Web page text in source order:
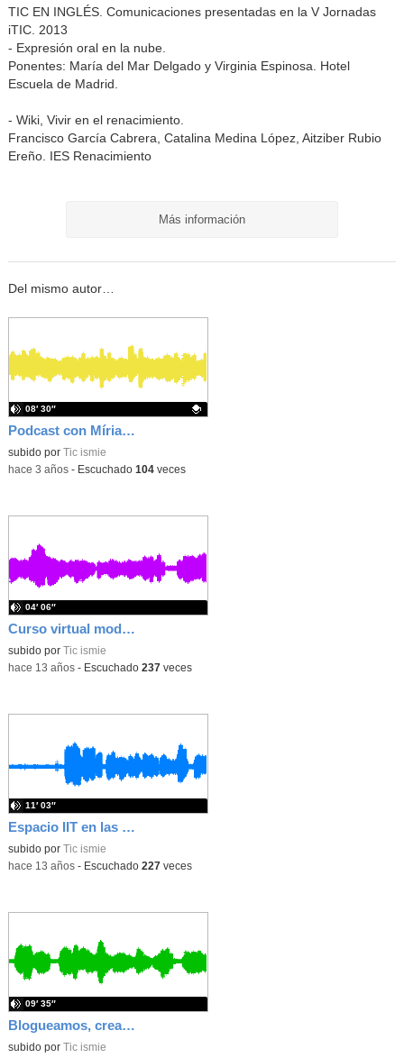
TIC EN INGLÉS. Comunicaciones presentadas en la V Jornadas
iTIC. 2013
- Expresión oral en la nube.
Ponentes: María del Mar Delgado y Virginia Espinosa. Hotel
Escuela de Madrid.
- Wiki, Vivir en el renacimiento.
Francisco García Cabrera, Catalina Medina López, Aitziber Rubio
Ereño. IES Renacimiento
Más información
Del mismo autor…
Podcast con Míriam Ramos. TIC y evaluación
Contenido educativo.
subido por Tic ismie
08′ 30″
-hace 3 años- Escuchado 104veces
Curso virtual modelo en Moodle - V Jornadas Itic 2013
subido por Tic ismie
04′ 06″
-hace 13 años- Escuchado 237 veces
Espacio IIT en las V Jornadas iTIC 2013 - Martes 4 Junio 2013
subido por Tic ismie
11′ 03″
-hace 13 años- Escuchado 227 veces
Blogueamos, creamos más...
subido por Tic ismie
09′ 35″